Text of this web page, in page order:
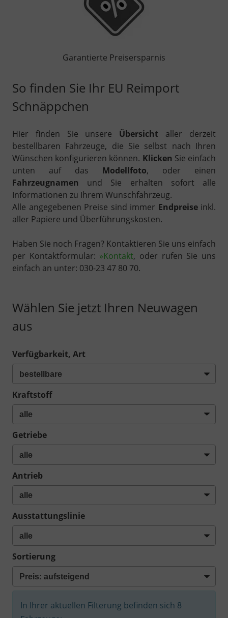
Garantierte Preisersparnis
So finden Sie Ihr EU Reimport
Schnäppchen
Hier finden Sie unsere Übersicht aller derzeit
bestellbaren Fahrzeuge, die Sie selbst nach Ihren
Wünschen konfigurieren können. Klicken Sie einfach
unten auf das Modellfoto, oder einen
Fahrzeugnamen und Sie erhalten sofort alle
Informationen zu Ihrem Wunschfahrzeug.
Alle angegebenen Preise sind immer Endpreiseinkl.
aller Papiere und Überführungskosten.
Haben Sie noch Fragen? Kontaktieren Sie uns einfach
per Kontaktformular: »Kontakt, oder rufen Sie uns
einfach an unter: 030-23 47 80 70.
Wählen Sie jetzt Ihren Neuwagen
aus
Verfügbarkeit, Art
Kraftstoff
Getriebe
Antrieb
Ausstattungslinie
Sortierung
In Ihrer aktuellen Filterung befinden sich 8